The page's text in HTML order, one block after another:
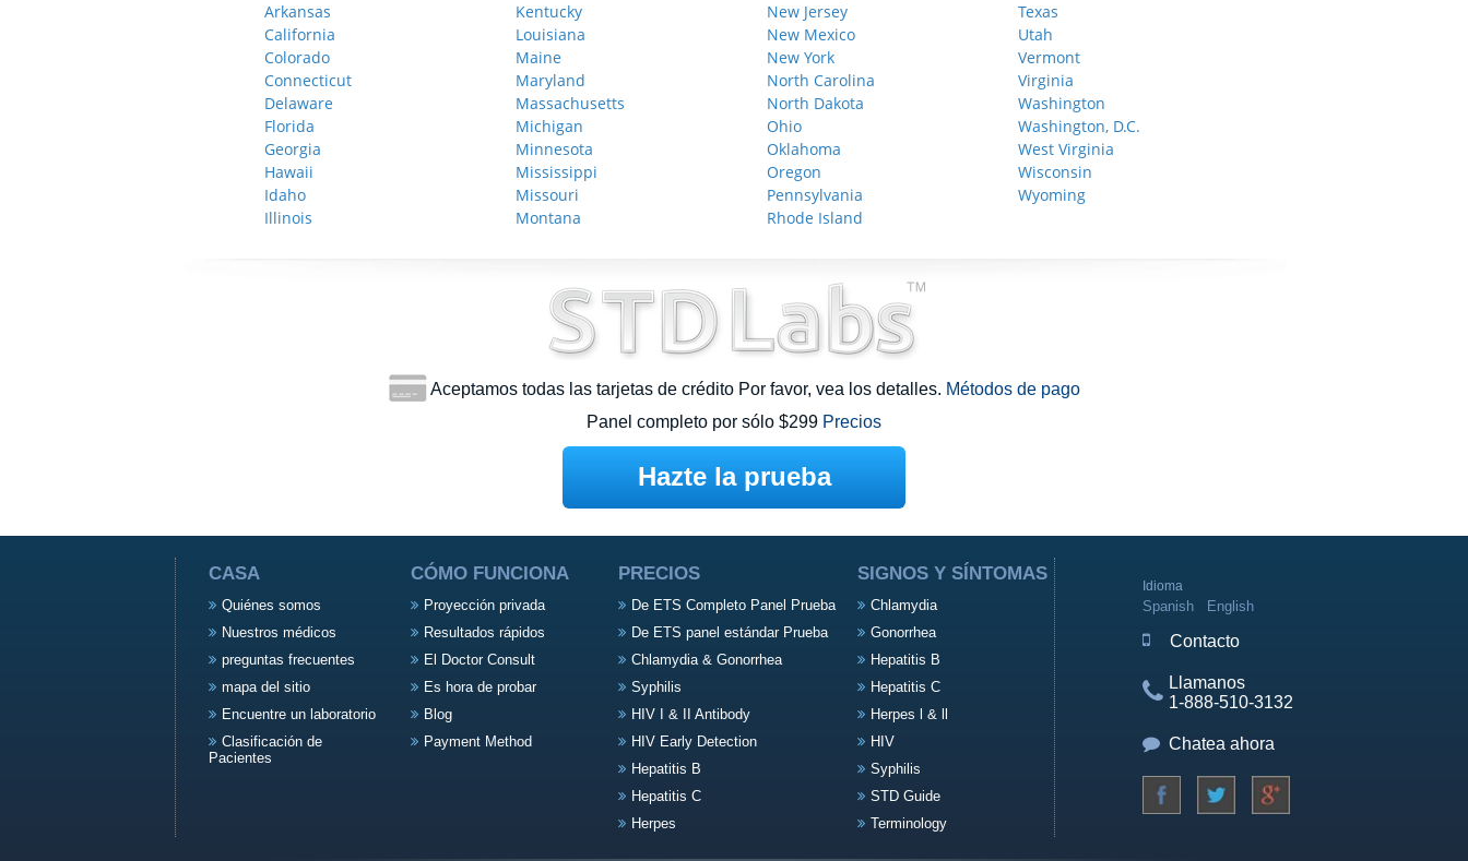
Arkansas
California
Colorado
Connecticut
Delaware
Florida
Georgia
Hawaii
Idaho
Illinois
Kentucky
Louisiana
Maine
Maryland
Massachusetts
Michigan
Minnesota
Mississippi
Missouri
Montana
New Jersey
New Mexico
New York
North Carolina
North Dakota
Ohio
Oklahoma
Oregon
Pennsylvania
Rhode Island
Texas
Utah
Vermont
Virginia
Washington
Washington, D.C.
West Virginia
Wisconsin
Wyoming
Aceptamos todas las tarjetas de crédito Por favor, vea los detalles. Métodos de pago
Panel completo por sólo $299 Precios
Hazte la prueba
CASA
Quiénes somos
Nuestros médicos
preguntas frecuentes
mapa del sitio
Encuentre un laboratorio
Clasificación de
Pacientes
CÓMO FUNCIONA
Proyección privada
Resultados rápidos
El Doctor Consult
Es hora de probar
Blog
Payment Method
PRECIOS
De ETS Completo Panel Prueba
De ETS panel estándar Prueba
Chlamydia & Gonorrhea
Syphilis
HIV I & II Antibody
HIV Early Detection
Hepatitis B
Hepatitis C
Herpes
SIGNOS Y SÍNTOMAS
Chlamydia
Gonorrhea
Hepatitis B
Hepatitis C
Herpes l & ll
HIV
Syphilis
STD Guide
Terminology
Idioma
Spanish English
Contacto
Llamanos
1-888-510-3132
Chatea ahora